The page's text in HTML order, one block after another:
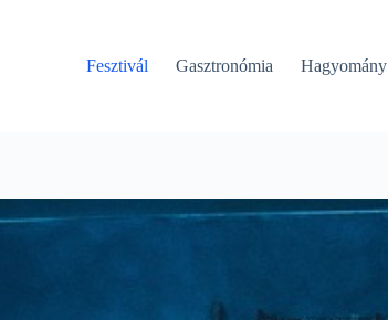
Fesztivál Gasztronómia Hagyomány